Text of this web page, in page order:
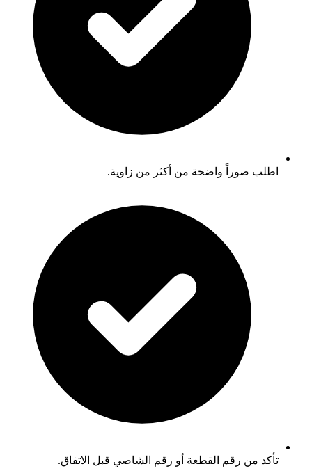
اطلب صوراً واضحة من أكثر من زاوية.
تأكد من رقم القطعة أو رقم الشاصي قبل الاتفاق.